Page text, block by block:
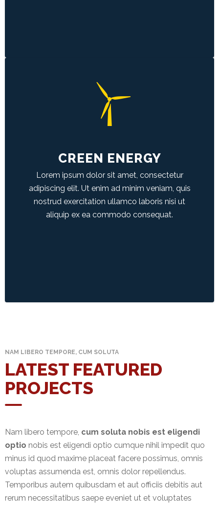
CREEN ENERGY
Lorem ipsum dolor sit amet, consectetur
adipiscing elit. Ut enim ad minim veniam, quis
nostrud exercitation ullamco laboris nisi ut
aliquip ex ea commodo consequat.
GREEN ENERGY
Duis aute irure dolor in reprehenderit in
LEARN MORE
NAM LIBERO TEMPORE, CUM SOLUTA
LATEST FEATURED
PROJECTS
Nam libero tempore, cum soluta nobis est eligendi
optio nobis est eligendi optio cumque nihil impedit quo
minus id quod maxime placeat facere possimus, omnis
voluptas assumenda est, omnis dolor repellendus.
Temporibus autem quibusdam et aut officiis debitis aut
rerum necessitatibus saepe eveniet ut et voluptates